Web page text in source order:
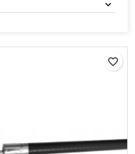
favorite_border